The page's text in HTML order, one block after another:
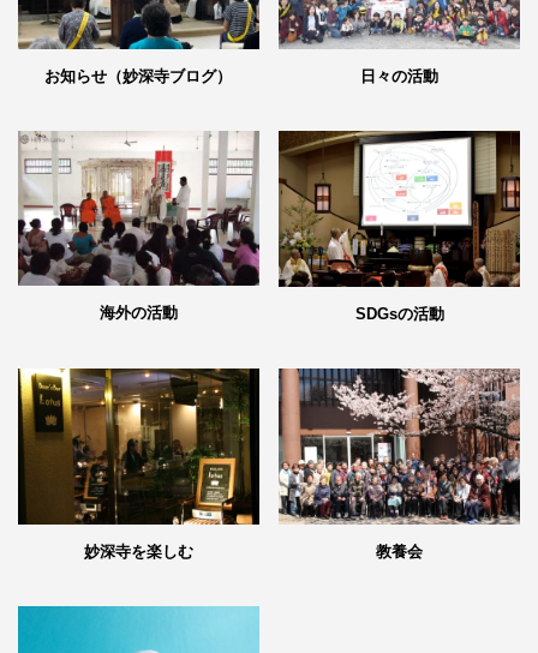
お知らせ（妙深寺ブログ） 日々の活動
海外の活動 SDGsの活動
妙深寺を楽しむ 教養会